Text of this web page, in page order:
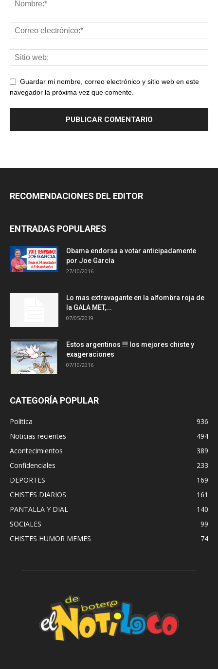
Guardar mi nombre, correo electrónico y sitio web en este
navegador la próxima vez que comente.
RECOMENDACIONES DEL EDITOR
ENTRADAS POPULARES
Obama endorsa a votar anticipadamente
por Joe García
27/10/2016
Lo mas extravagante en la alfombra roja de
la GALA MET,...
07/05/2019
Estos argentinos !!! los mejores chiste y
exageraciones
07/10/2016
CATEGORÍA POPULAR
Política
936
Noticias recientes
494
Acontecimientos
389
Confidenciales
233
DEPORTES
169
CHISTES DIARIOS
161
PANTALLA Y DIAL
140
SOCIALES
99
CHISTES HUMOR MEMES
74